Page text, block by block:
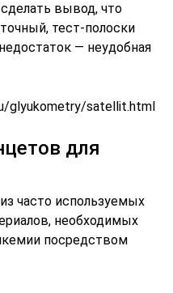
вывод, что
тест-полоски
— неудобная
glyukometry/satellit.html
для
часто используемых
необходимых
посредством